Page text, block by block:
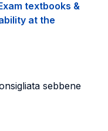
textbooks &
at the
sebbene